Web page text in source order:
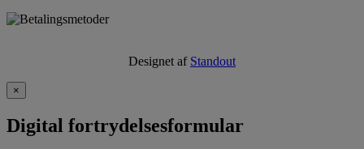
Designet af Standout
×
Digital fortrydelsesformular